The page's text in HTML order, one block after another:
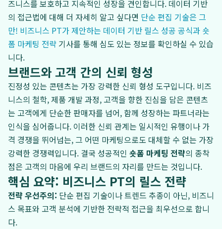
즈니스를 보호하고 지속적인 성장을 견인합니다. 데이터 기반
의 접근법에 대해 더 자세히 알고 싶다면 단순 편집 기술은 그
만! 비즈니스 PT가 제안하는 데이터 기반 릴스 성공 공식과 숏
폼 마케팅 전략 기사를 통해 심도 있는 정보를 확인하실 수 있습
니다.
브랜드와 고객 간의 신뢰 형성
진정성 있는 콘텐츠는 가장 강력한 신뢰 형성 도구입니다. 비즈
니스의 철학, 제품 개발 과정, 고객을 향한 진심을 담은 콘텐츠
는 고객에게 단순한 판매자를 넘어, 함께 성장하는 파트너라는
인식을 심어줍니다. 이러한 신뢰 관계는 일시적인 유행이나 가
격 경쟁을 뛰어넘는, 그 어떤 마케팅으로도 대체할 수 없는 가장
강력한 경쟁력입니다. 결국 성공적인 숏폼 마케팅 전략의 종착
점은 고객의 마음에 우리 브랜드의 자리를 만드는 것입니다.
핵심 요약: 비즈니스 PT의 릴스 전략
전략 우선주의: 단순 편집 기술이나 트렌드 추종이 아닌, 비즈니
스 목표와 고객 분석에 기반한 전략적 접근을 최우선으로 합니
다.